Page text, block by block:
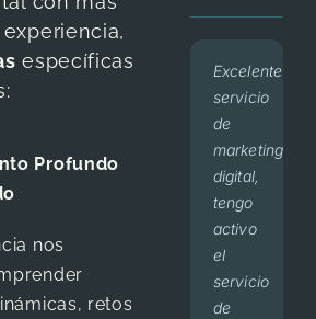
específicas
Profundo
nos
retos
Excelente
servicio
de
marketing
digital,
tengo
activo
el
servicio
de
BeeNet
is an
agency
that
will
cater
to
your
needs
in the
Mi
número
de
pacientes
y
cirugías
han
aumentado
desde
Excelente
servicio
BEENET,
muy
claro
y
desglosados
los
reportes
de
En los
últimos
3
años,
Beenet
ha
sido
responsable
del
manejo
Nos
sentimos
muy
bien
con el
servicio
que
nos
presta
Beenet,
En
dos
meses
he
visto
127
pacientes
de
primera
vez y